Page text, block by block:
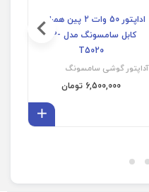
اداپتور 50 وات 2 پین همراه با
کابل سامسونگ مدل EP-
T5020
آداپتور گوشی سامسونگ
6,500,000 تومان